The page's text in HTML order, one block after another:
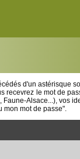
d'un astérisque
recevrez le mot de
Alsace...), vos
mot de passe".